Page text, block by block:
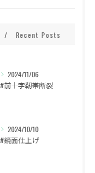
Recent Posts
2024/11/06
#前十字靭帯断裂
2024/10/10
#鏡面仕上げ